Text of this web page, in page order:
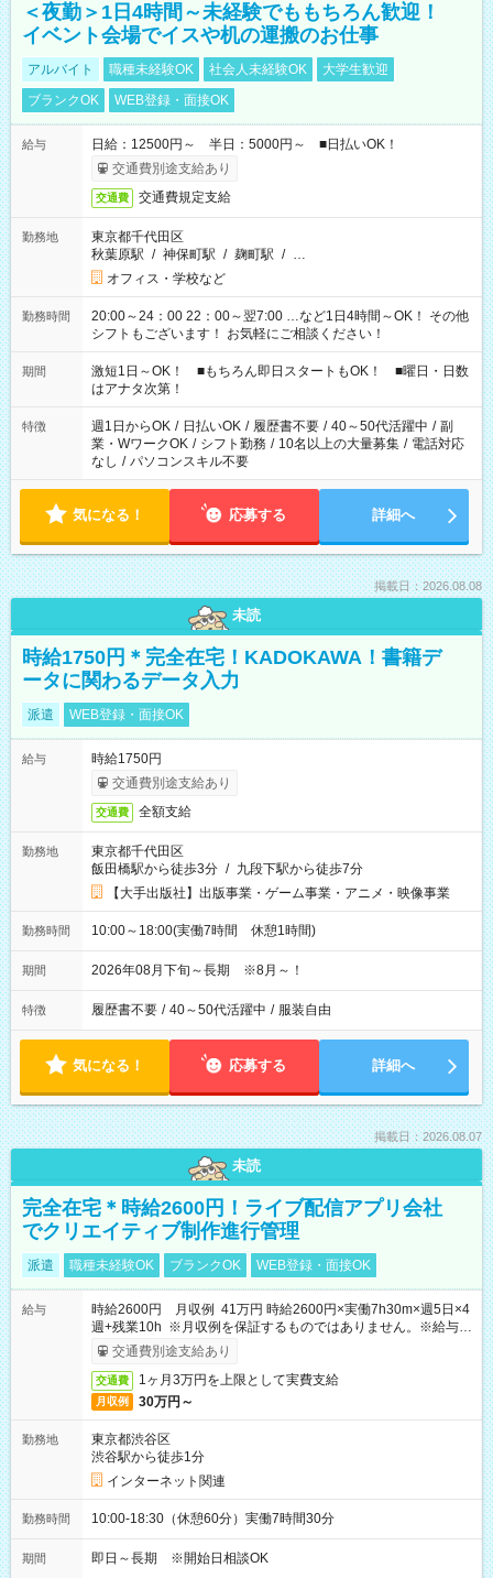
＜夜勤＞1日4時間～未経験でももちろん歓迎！
イベント会場でイスや机の運搬のお仕事
アルバイト 職種未経験OK 社会人未経験OK
大学生歓迎
ブランクOK
WEB登録・面接OK
給与
日給：12500円～ 半日：5000円～ ■日払いOK！
交通費別途支給あり
交通費 交通費規定支給
勤務地
東京都千代田区
秋葉原駅 / 神保町駅 / 麹町駅 / …
オフィス・学校など
勤務時間
20:00～24：00 22：00～翌7:00 …など1日4時間～OK！ その他
シフトもございます！ お気軽にご相談ください！
期間
激短1日～OK！ ■もちろん即日スタートもOK！ ■曜日・日数
はアナタ次第！
特徴 週1日からOK / 日払いOK / 履歴書不要 / 40～50代活躍中 / 副
業・WワークOK / シフト勤務 / 10名以上の大量募集 / 電話対応
なし / パソコンスキル不要
気になる！ 応募する 詳細へ
掲載日：2026.08.08
未読
時給1750円＊完全在宅！KADOKAWA！書籍デ
ータに関わるデータ入力
派遣 WEB登録・面接OK
給与
時給1750円
交通費別途支給あり
交通費 全額支給
勤務地
東京都千代田区
飯田橋駅から徒歩3分 / 九段下駅から徒歩7分
【大手出版社】出版事業・ゲーム事業・アニメ・映像事業
勤務時間 10:00～18:00(実働7時間 休憩1時間)
期間 2026年08月下旬～長期 ※8月～！
特徴 履歴書不要 / 40～50代活躍中 / 服装自由
気になる！ 応募する 詳細へ
掲載日：2026.08.07
未読
完全在宅＊時給2600円！ライブ配信アプリ会社
でクリエイティブ制作進行管理
派遣 職種未経験OK ブランクOK WEB登録・面接OK
給与
時給2600円 月収例 41万円 時給2600円×実働7h30m×週5日×4
週+残業10h ※月収例を保証するものではありません。※給与即
受取りサービス利用可（利用条件有）
交通費別途支給あり
交通費 1ヶ月3万円を上限として実費支給
月収例 30万円～
勤務地
東京都渋谷区
渋谷駅から徒歩1分
インターネット関連
勤務時間 10:00-18:30（休憩60分）実働7時間30分
期間 即日～長期 ※開始日相談OK